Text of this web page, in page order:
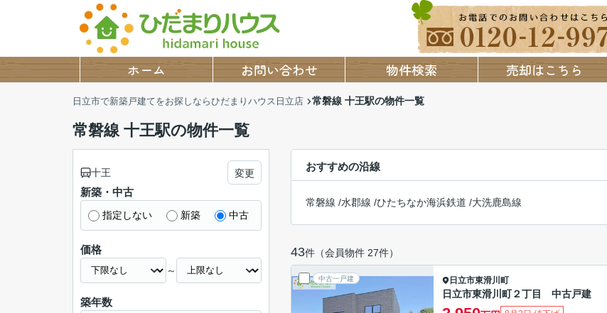
ホーム お問い合わせ 物件検索 売却はこちら
日立市で新築戸建てをお探しならひだまりハウス日立店 常磐線 十王駅の物件一覧
常磐線 十王駅の物件一覧
おすすめの沿線
常磐線 /水郡線 /ひたちなか海浜鉄道 /大洗鹿島線
43件（会員物件 27件）
中古一戸建 日立市東滑川町
日立市東滑川町２丁目 中古戸建
十王 変更
新築・中古
指定しない 新築 中古
価格
～
築年数